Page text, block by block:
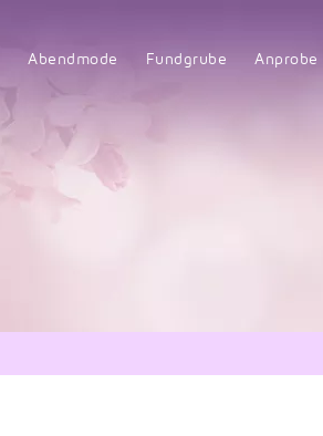
Abendmode Fundgrube Anprobe